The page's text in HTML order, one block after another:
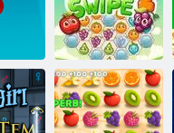
Sushi
Backgammon
Fruita Swipe 2